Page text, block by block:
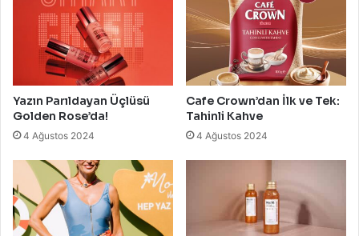
Yazın Parıldayan Üçlüsü
Golden Rose’da!
4 Ağustos 2024
Cafe Crown’dan İlk ve Tek:
Tahinli Kahve
4 Ağustos 2024